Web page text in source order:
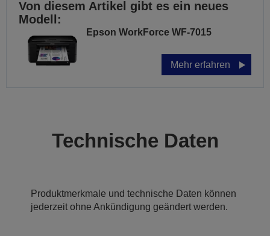
Von diesem Artikel gibt es ein neues
Modell:
Epson WorkForce WF-7015
Mehr erfahren
Technische Daten
Produktmerkmale und technische Daten können
jederzeit ohne Ankündigung geändert werden.